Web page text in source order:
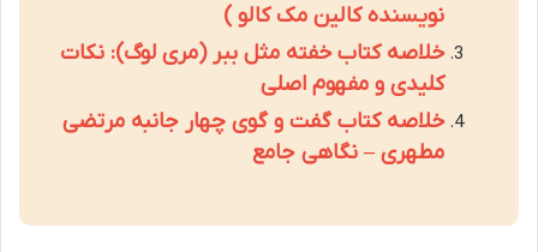
نویسنده کالین مک کالو )
خلاصه کتاب خفته مثل ببر (مری لوگ): نکات
کلیدی و مفهوم اصلی
خلاصه کتاب گفت و گوی چهار جانبه مرتضی
مطهری – نگاهی جامع